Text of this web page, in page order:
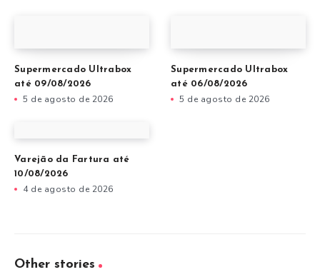
Supermercado Ultrabox
até 09/08/2026
5 de agosto de 2026
Supermercado Ultrabox
até 06/08/2026
5 de agosto de 2026
Varejão da Fartura até
10/08/2026
4 de agosto de 2026
Other stories